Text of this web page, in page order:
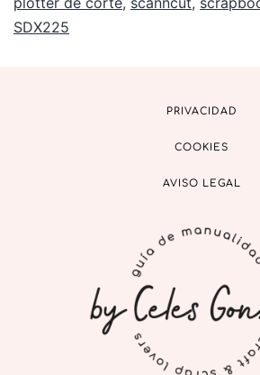
SDX225
PRIVACIDAD
COOKIES
AVISO LEGAL